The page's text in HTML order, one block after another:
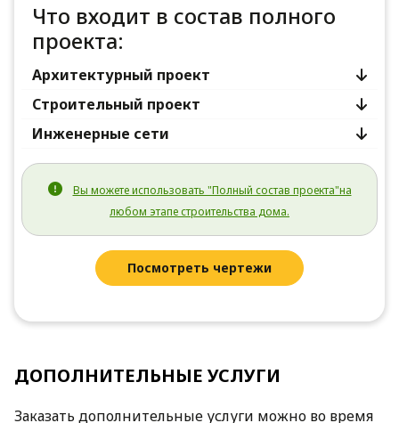
Что входит в состав полного
проекта:
Архитектурный проект
Строительный проект
Инженерные сети
Вы можете использовать "Полный состав проекта"на
любом этапе строительства дома.
Посмотреть чертежи
ДОПОЛНИТЕЛЬНЫЕ УСЛУГИ
Заказать дополнительные услуги можно во время